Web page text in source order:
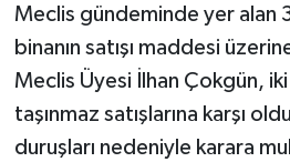
Meclis gündeminde yer alan
binanın satışı maddesi
Meclis Üyesi İlhan Çokgün, iki
taşınmaz satışlarına karşı
duruşları nedeniyle karara